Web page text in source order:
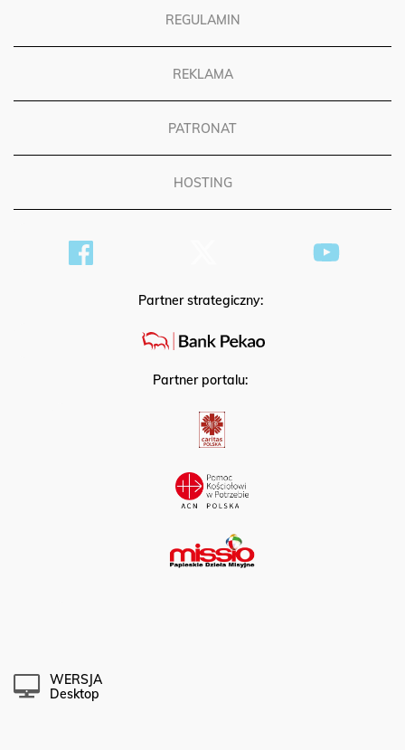
REGULAMIN
REKLAMA
PATRONAT
HOSTING
Partner strategiczny:
Partner portalu:
WERSJA
Desktop